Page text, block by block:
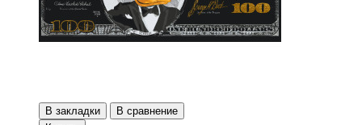
В закладки
В сравнение